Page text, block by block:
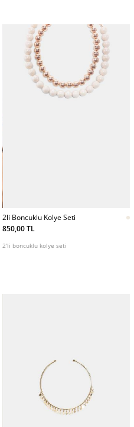
2li Boncuklu Kolye Seti
850,00 TL
2’li boncuklu kolye seti